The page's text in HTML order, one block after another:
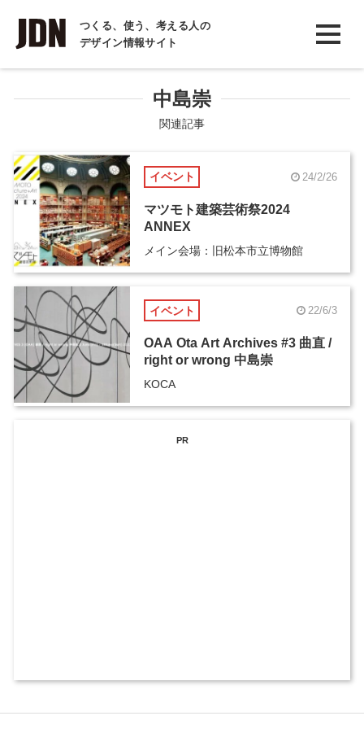
つくる、使う、考える人の
デザイン情報サイト
INTERVIEW
インタビュー
COLUMN
コラム
中島崇
関連記事
イベント 24/2/26
マツモト建築芸術祭2024
ANNEX
メイン会場：旧松本市立博物館
イベント 22/6/3
OAA Ota Art Archives #3 曲直 /
right or wrong 中島崇
KOCA
PR